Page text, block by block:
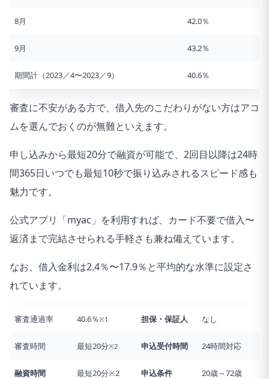
8月 42.0％
9月 43.2％
期間計（2023／4〜2023／9） 40.6％
審査に不安がある方で、借入先のこだわりがない方はアコ
ムを選んでおくのが無難といえます。
申し込みから最短20分で融資が可能で、2回目以降は24時
間365日いつでも最短10秒で振り込みされるスピード感も
魅力です。
公式アプリ「myac」を利用すれば、カード不要で借入〜
返済まで完結させられる手軽さも兼ね備えています。
なお、借入金利は2.4％〜17.9％と平均的な水準に設定さ
れています。
審査通過率 40.6％※1 担保・保証人 なし
審査時間 最短20分※2 申込受付時間 24時間対応
融資時間 最短20分※2 申込条件 20歳～72歳